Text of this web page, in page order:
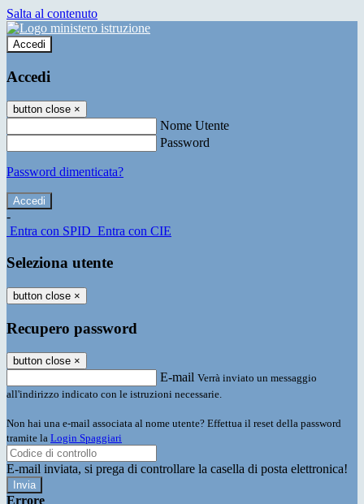
Salta al contenuto
Accedi
Accedi
button close ×
Nome Utente
Password
Password dimenticata?
-
Entra con SPID Entra con CIE
Seleziona utente
button close ×
Recupero password
button close ×
E-mail Verrà inviato un messaggio
all'indirizzo indicato con le istruzioni necessarie.
Non hai una e-mail associata al nome utente? Effettua il reset della password
tramite la Login Spaggiari
E-mail inviata, si prega di controllare la casella di posta elettronica!
Errore